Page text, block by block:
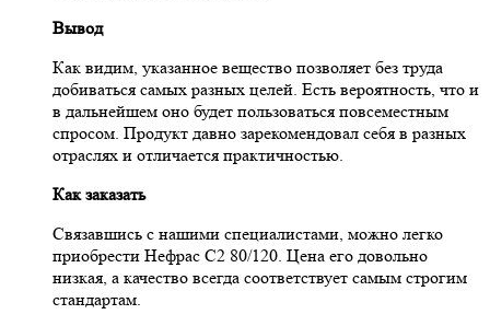
Вывод
Как видим, указанное вещество позволяет без труда
добиваться самых разных целей. Есть вероятность, что и
в дальнейшем оно будет пользоваться повсеместным
спросом. Продукт давно зарекомендовал себя в разных
отраслях и отличается практичностью.
Как заказать
Связавшись с нашими специалистами, можно легко
приобрести Нефрас С2 80/120. Цена его довольно
низкая, а качество всегда соответствует самым строгим
стандартам.